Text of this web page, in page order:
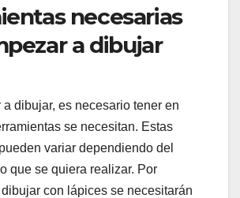
necesarias
a dibujar
a dibujar, es necesario tener en
se necesitan. Estas
variar dependiendo del
que se quiera realizar. Por
con lápices se necesitarán